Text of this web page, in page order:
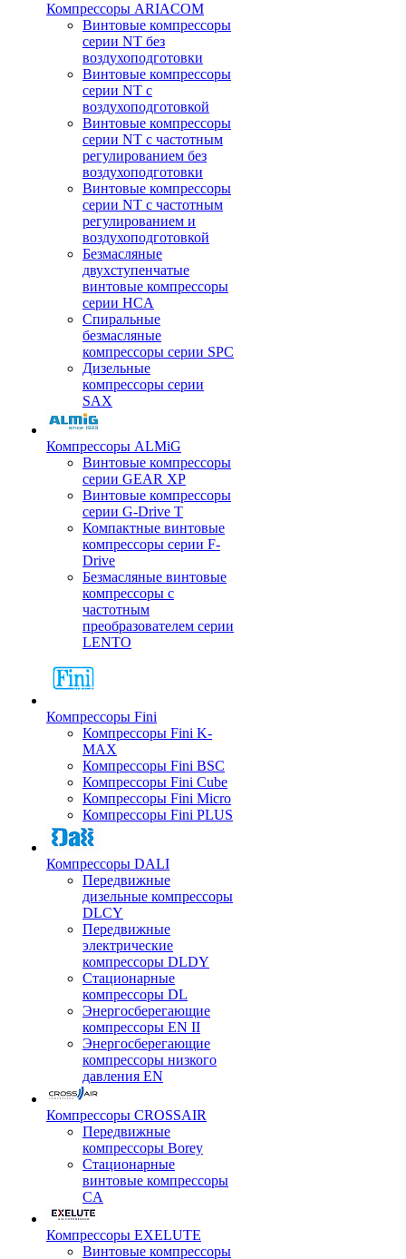
Компрессоры ARIACOM
Винтовые компрессоры
серии NT без
воздухоподготовки
Винтовые компрессоры
серии NT c
воздухоподготовкой
Винтовые компрессоры
серии NT с частотным
регулированием без
воздухоподготовки
Винтовые компрессоры
серии NT с частотным
регулированием и
воздухоподготовкой
Безмасляные
двухступенчатые
винтовые компрессоры
серии HCA
Спиральные
безмасляные
компрессоры серии SPC
Дизельные
компрессоры серии
SAX
Компрессоры ALMiG
Винтовые компрессоры
серии GEAR XP
Винтовые компрессоры
серии G-Drive T
Компактные винтовые
компрессоры серии F-
Drive
Безмасляные винтовые
компрессоры с
частотным
преобразователем серии
LENTO
Компрессоры Fini
Компрессоры Fini K-
MAX
Компрессоры Fini BSC
Компрессоры Fini Cube
Компрессоры Fini Micro
Компрессоры Fini PLUS
Компрессоры DALI
Передвижные
дизельные компрессоры
DLCY
Передвижные
электрические
компрессоры DLDY
Стационарные
компрессоры DL
Энергосберегающие
компрессоры EN II
Энергосберегающие
компрессоры низкого
давления EN
Компрессоры CROSSAIR
Передвижные
компрессоры Borey
Стационарные
винтовые компрессоры
CA
Компрессоры EXELUTE
Винтовые компрессоры